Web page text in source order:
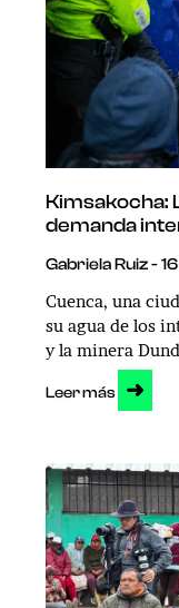
Kimsakocha:
demanda
Gabriela Ruiz
Cuenca, una
su agua de los
y la minera
Leer más ➜